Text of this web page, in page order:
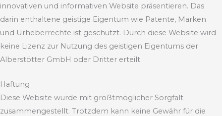
innovativen und informativen Website präsentieren. Das
darin enthaltene geistige Eigentum wie Patente, Marken
und Urheberrechte ist geschützt. Durch diese Website wird
keine Lizenz zur Nutzung des geistigen Eigentums der
Alberstötter GmbH oder Dritter erteilt.
Haftung
Diese Website wurde mit größtmöglicher Sorgfalt
zusammengestellt. Trotzdem kann keine Gewähr für die